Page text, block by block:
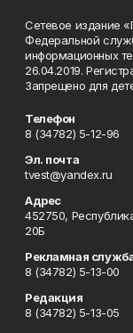
Сетевое издание
Федеральной
информационных
26.04.2019.
Запрещено для
Телефон
8 (34782) 5-12-96
Эл. почта
tvest@yandex.ru
Адрес
452750,
20Б
Рекламная
8 (34782) 5-13-00
Редакция
8 (34782) 5-13-05